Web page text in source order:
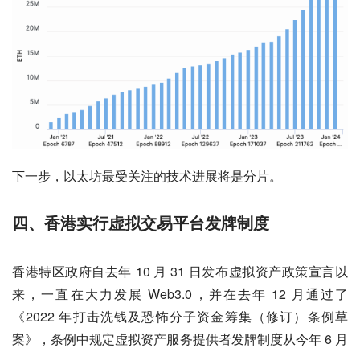
下一步，以太坊最受关注的技术进展将是分片。
四、香港实行虚拟交易平台发牌制度
香港特区政府自去年 10 月 31 日发布虚拟资产政策宣言以
来，一直在大力发展 Web3.0，并在去年 12 月通过了
《2022 年打击洗钱及恐怖分子资金筹集（修订）条例草
案》，条例中规定虚拟资产服务提供者发牌制度从今年 6 月